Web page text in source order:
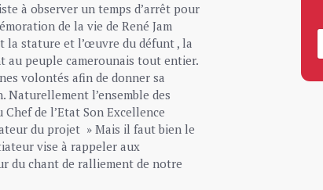
à observer un temps d’arrêt pour
de la vie de René Jam
la stature et l’œuvre du défunt , la
au peuple camerounais tout entier.
volontés afin de donner sa
Naturellement l’ensemble des
de l’Etat Son Excellence
du projet » Mais il faut bien le
vise à rappeler aux
du chant de ralliement de notre